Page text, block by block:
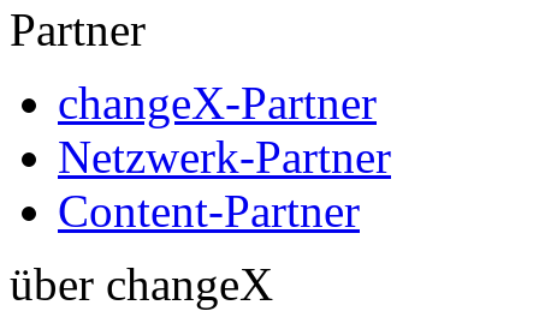
Partner
changeX-Partner
Netzwerk-Partner
Content-Partner
über changeX